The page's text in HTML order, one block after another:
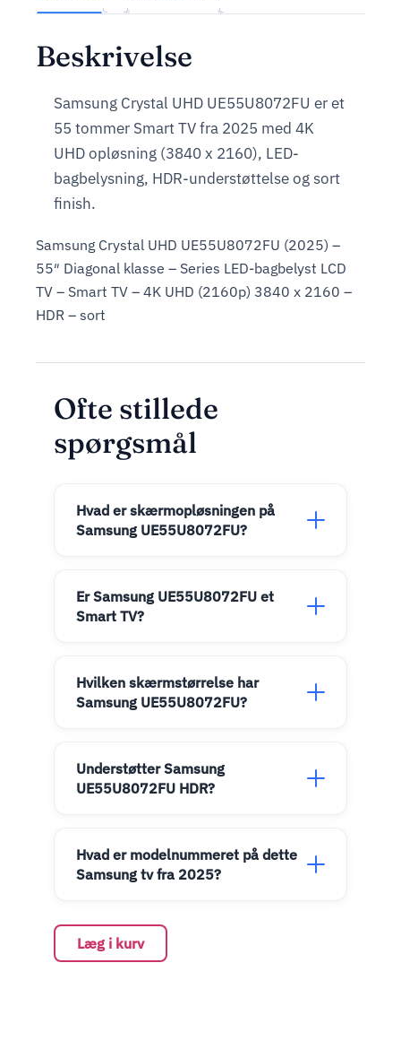
Beskrivelse
Samsung Crystal UHD UE55U8072FU er et
55 tommer Smart TV fra 2025 med 4K
UHD opløsning (3840 x 2160), LED-
bagbelysning, HDR-understøttelse og sort
finish.
Samsung Crystal UHD UE55U8072FU (2025) –
55″ Diagonal klasse – Series LED-bagbelyst LCD
TV – Smart TV – 4K UHD (2160p) 3840 x 2160 –
HDR – sort
Ofte stillede
spørgsmål
Hvad er skærmopløsningen på
Samsung UE55U8072FU?
Er Samsung UE55U8072FU et
Smart TV?
Hvilken skærmstørrelse har
Samsung UE55U8072FU?
Understøtter Samsung
UE55U8072FU HDR?
Hvad er modelnummeret på dette
Samsung tv fra 2025?
Læg i kurv